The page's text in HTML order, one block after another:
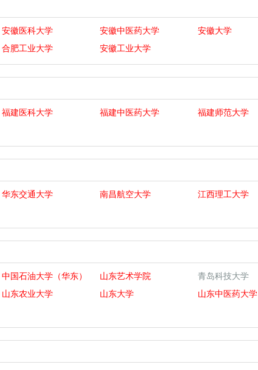
安徽医科大学 安徽中医药大学 安徽大学
合肥工业大学 安徽工业大学
福建医科大学 福建中医药大学 福建师范大学
华东交通大学 南昌航空大学 江西理工大学
中国石油大学（华东） 山东艺术学院 青岛科技大学
山东农业大学 山东大学 山东中医药大学